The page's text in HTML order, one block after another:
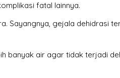
fatal lainnya.
Sayangnya, gejala dehidrasi
banyak air agar tidak terjadi